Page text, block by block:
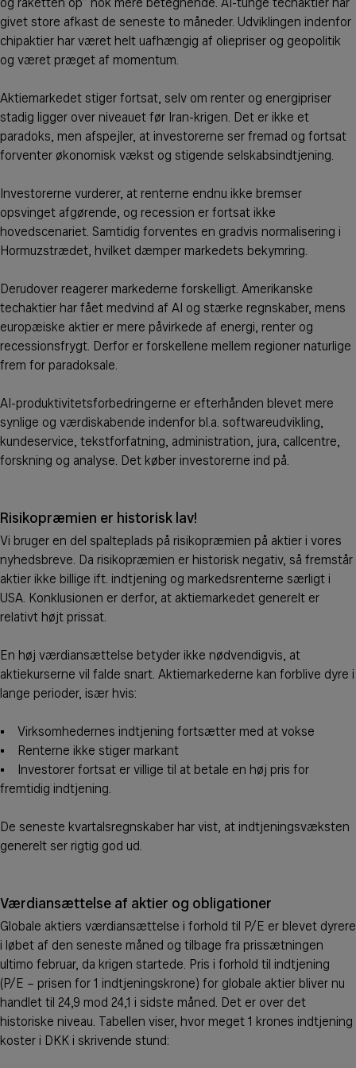
og raketten op” nok mere betegnende. AI-tunge techaktier har
givet store afkast de seneste to måneder. Udviklingen indenfor
chipaktier har været helt uafhængig af oliepriser og geopolitik
og været præget af momentum.
Aktiemarkedet stiger fortsat, selv om renter og energipriser
stadig ligger over niveauet før Iran-krigen. Det er ikke et
paradoks, men afspejler, at investorerne ser fremad og fortsat
forventer økonomisk vækst og stigende selskabsindtjening.
Investorerne vurderer, at renterne endnu ikke bremser
opsvinget afgørende, og recession er fortsat ikke
hovedscenariet. Samtidig forventes en gradvis normalisering i
Hormuzstrædet, hvilket dæmper markedets bekymring.
Derudover reagerer markederne forskelligt. Amerikanske
techaktier har fået medvind af AI og stærke regnskaber, mens
europæiske aktier er mere påvirkede af energi, renter og
recessionsfrygt. Derfor er forskellene mellem regioner naturlige
frem for paradoksale.
AI-produktivitetsforbedringerne er efterhånden blevet mere
synlige og værdiskabende indenfor bl.a. softwareudvikling,
kundeservice, tekstforfatning, administration, jura, callcentre,
forskning og analyse. Det køber investorerne ind på.
Risikopræmien er historisk lav!
Vi bruger en del spalteplads på risikopræmien på aktier i vores
nyhedsbreve. Da risikopræmien er historisk negativ, så fremstår
aktier ikke billige ift. indtjening og markedsrenterne særligt i
USA. Konklusionen er derfor, at aktiemarkedet generelt er
relativt højt prissat.
En høj værdiansættelse betyder ikke nødvendigvis, at
aktiekurserne vil falde snart. Aktiemarkederne kan forblive dyre i
lange perioder, især hvis:
• Virksomhedernes indtjening fortsætter med at vokse
• Renterne ikke stiger markant
• Investorer fortsat er villige til at betale en høj pris for
fremtidig indtjening.
De seneste kvartalsregnskaber har vist, at indtjeningsvæksten
generelt ser rigtig god ud.
Værdiansættelse af aktier og obligationer
Globale aktiers værdiansættelse i forhold til P/E er blevet dyrere
i løbet af den seneste måned og tilbage fra prissætningen
ultimo februar, da krigen startede. Pris i forhold til indtjening
(P/E – prisen for 1 indtjeningskrone) for globale aktier bliver nu
handlet til 24,9 mod 24,1 i sidste måned. Det er over det
historiske niveau. Tabellen viser, hvor meget 1 krones indtjening
koster i DKK i skrivende stund: